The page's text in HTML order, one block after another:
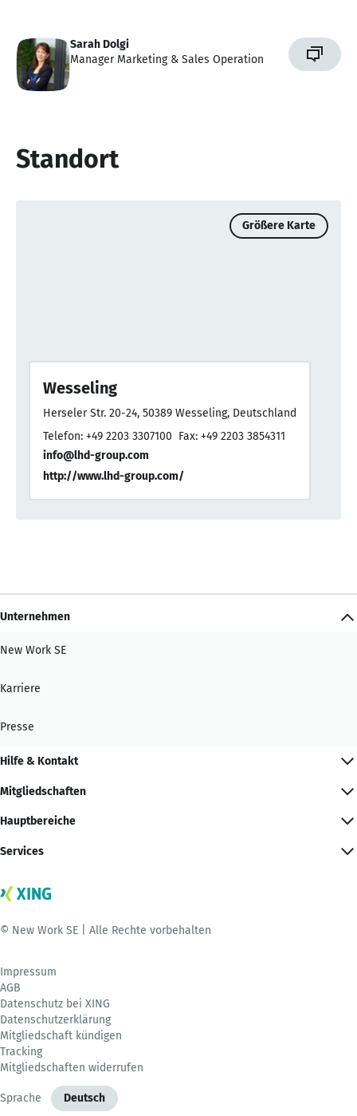
Sarah Dolgi
Manager Marketing & Sales Operation
Standort
Größere Karte
Wesseling
Herseler Str. 20-24, 50389 Wesseling, Deutschland
Telefon: +49 2203 3307100 Fax: +49 2203 3854311
info@lhd-group.com
http://www.lhd-group.com/
Unternehmen
New Work SE
Karriere
Presse
Hilfe & Kontakt
Mitgliedschaften
Hauptbereiche
Services
© New Work SE | Alle Rechte vorbehalten
Impressum
AGB
Datenschutz bei XING
Datenschutzerklärung
Mitgliedschaft kündigen
Tracking
Mitgliedschaften widerrufen
Sprache Deutsch